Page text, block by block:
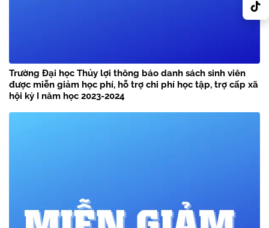
Trường Đại học Thủy lợi thông báo danh sách sinh viên
được miễn giảm học phí, hỗ trợ chi phí học tập, trợ cấp xã
hội kỳ I năm học 2023-2024